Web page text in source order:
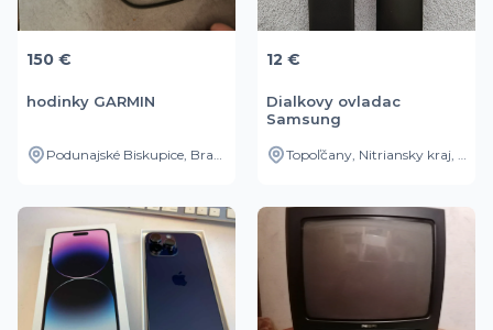
150 €
hodinky GARMIN
Podunajské Biskupice, Bratislavský kraj, SK
12 €
Dialkovy ovladac
Samsung
Topoľčany, Nitriansky kraj, SK